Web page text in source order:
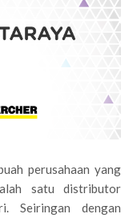
perusahaan yang
satu distributor
Seiringan dengan